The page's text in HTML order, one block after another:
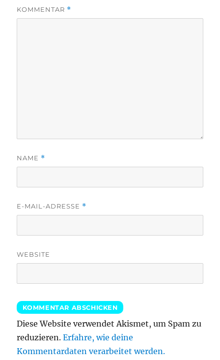
KOMMENTAR *
NAME *
E-MAIL-ADRESSE *
WEBSITE
Diese Website verwendet Akismet, um Spam zu
reduzieren.Erfahre, wie deine
Kommentardaten verarbeitet werden.